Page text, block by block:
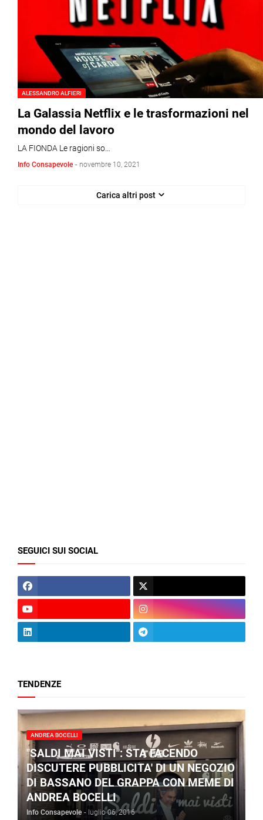
ALESSANDRO ALFIERI
La Galassia Netflix e le trasformazioni nel
mondo del lavoro
LA FIONDA Le ragioni so…
Info Consapevole - novembre 10, 2021
Carica altri post
SEGUICI SUI SOCIAL
TENDENZE
ANDREA BOCELLI
"SALDI MAI VISTI": STA FACENDO
DISCUTERE PUBBLICITA' DI UN NEGOZIO
DI BASSANO DEL GRAPPA CON MEME DI
ANDREA BOCELLI
Info Consapevole - luglio 06, 2016